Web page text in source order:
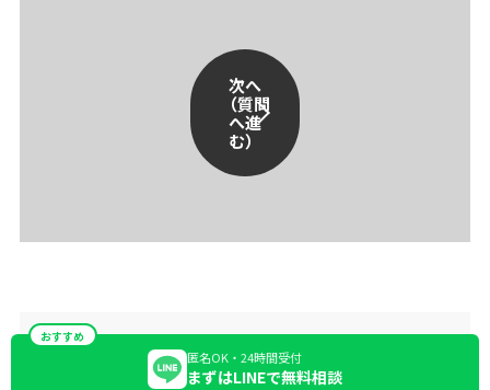
次へ
（質問
へ進
む）
おすすめ
匿名OK・24時間受付
まずはLINEで無料相談